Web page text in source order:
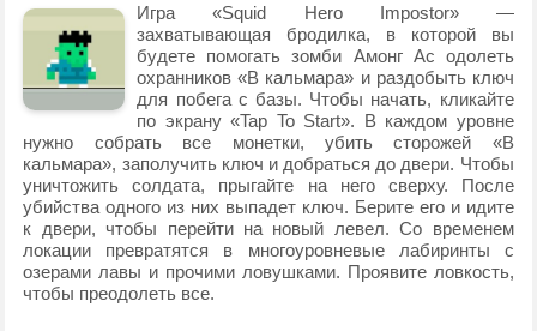
Игра «Squid Hero Impostor» —
захватывающая бродилка, в которой вы
будете помогать зомби Амонг Ас одолеть
охранников «В кальмара» и раздобыть ключ
для побега с базы. Чтобы начать, кликайте
по экрану «Tap To Start». В каждом уровне
нужно собрать все монетки, убить сторожей «В
кальмара», заполучить ключ и добраться до двери. Чтобы
уничтожить солдата, прыгайте на него сверху. После
убийства одного из них выпадет ключ. Берите его и идите
к двери, чтобы перейти на новый левел. Со временем
локации превратятся в многоуровневые лабиринты с
озерами лавы и прочими ловушками. Проявите ловкость,
чтобы преодолеть все.